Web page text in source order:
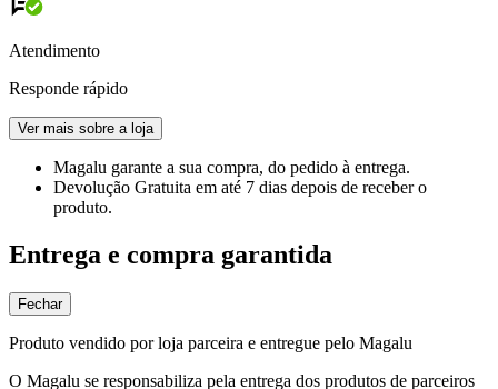
Atendimento
Responde rápido
Ver mais sobre a loja
Magalu garante a sua compra, do pedido à entrega.
Devolução Gratuita em até 7 dias depois de receber o
produto.
Entrega e compra garantida
Fechar
Produto vendido por loja parceira e entregue pelo Magalu
O Magalu se responsabiliza pela entrega dos produtos de parceiros